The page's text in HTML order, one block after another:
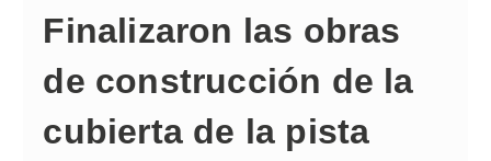
Finalizaron las obras
de construcción de la
cubierta de la pista